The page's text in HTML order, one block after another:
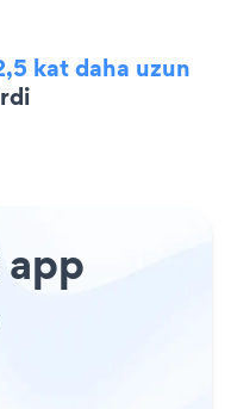
kat daha uzun